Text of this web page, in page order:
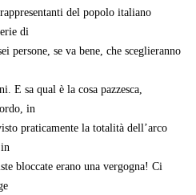
del popolo italiano
di
persone, se va bene, che sceglieranno
E sa qual è la cosa pazzesca,
in
praticamente la totalità dell’arco
bloccate erano una vergogna! Ci